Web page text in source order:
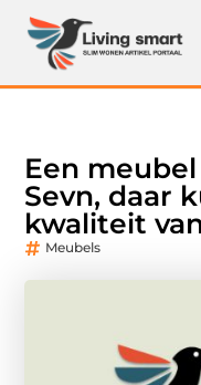
Een
Sevn, daar
kwaliteit
Meubels